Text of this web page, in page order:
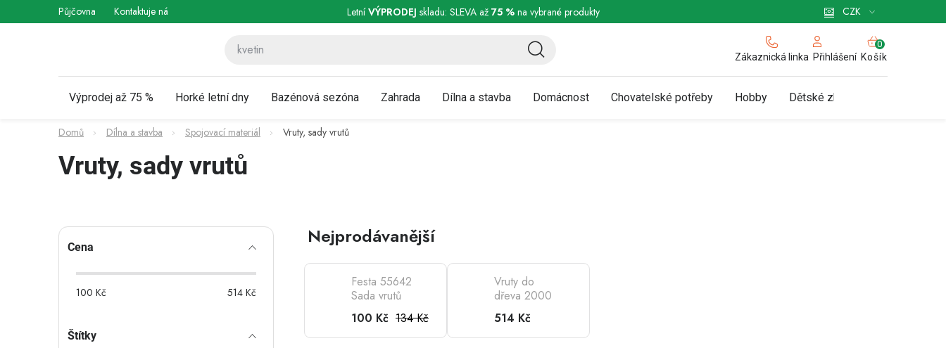
na
Půjčovna Kontaktuje nás Vrácení a reklamace Podmínky ochrany osobních údajů Obchodní podmínky pro podnikatele Zásady používání cookies
CZK
LetníVÝPRODEJ skladu: SLEVA až 75 %na vybrané produkty
Zákaznická linka Přihlášení
NÁKUPNÍ
KOŠÍK
Košík
Výprodej až 75 % Horké letní dny Bazénová sezóna Zahrada Dílna a stavba Domácnost Chovatelské potřeby Hobby Dětské zboží a hračky
Domů Dílna a stavba Spojovací materiál Vruty, sady vrutů
Vruty, sady vrutů
PCena
100 Kč 514 Kč
Štítky
Nejprodávanější
Festa 55642
Sada vrutů
310ks
134 Kč
100 Kč
Vruty do
dřeva 2000
ks + plastový
pořadač
514 Kč